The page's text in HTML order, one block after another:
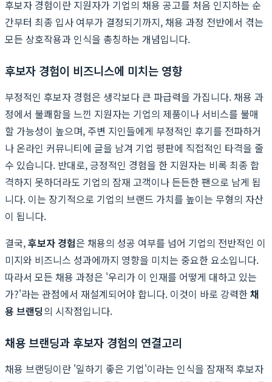
후보자 경험이란 지원자가 기업의 채용 공고를 처음 인지하는 순
간부터 최종 입사 여부가 결정되기까지, 채용 과정 전반에서 겪는
모든 상호작용과 인식을 총칭하는 개념입니다.
후보자 경험이 비즈니스에 미치는 영향
부정적인 후보자 경험은 생각보다 큰 파급력을 가집니다. 채용 과
정에서 불쾌함을 느낀 지원자는 기업의 제품이나 서비스를 불매
할 가능성이 높으며, 주변 지인들에게 부정적인 후기를 전파하거
나 온라인 커뮤니티에 글을 남겨 기업 평판에 직접적인 타격을 줄
수 있습니다. 반대로, 긍정적인 경험을 한 지원자는 비록 최종 합
격하지 못하더라도 기업의 잠재 고객이나 든든한 팬으로 남게 됩
니다. 이는 장기적으로 기업의 브랜드 가치를 높이는 무형의 자산
이 됩니다.
결국,후보자 경험은 채용의 성공 여부를 넘어 기업의 전반적인 이
미지와 비즈니스 성과에까지 영향을 미치는 중요한 요소입니다.
따라서 모든 채용 과정은 '우리가 이 인재를 어떻게 대하고 있는
가?'라는 관점에서 재설계되어야 합니다. 이것이 바로 강력한채
용 브랜딩의 시작점입니다.
채용 브랜딩과 후보자 경험의 연결고리
채용 브랜딩이란 '일하기 좋은 기업'이라는 인식을 잠재적 후보자